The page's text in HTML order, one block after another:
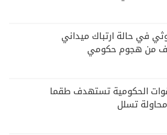
في حالة ارتباك ميداني
من هجوم حكومي
الحكومية تستهدف طقما
محاولة تسلل